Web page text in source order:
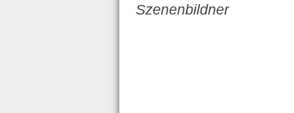
Szenenbildner